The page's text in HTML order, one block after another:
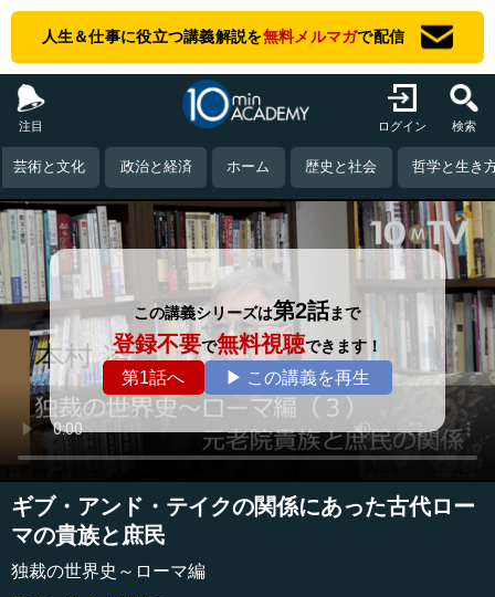
人生＆仕事に役立つ講義解説を無料メルマガで配信
注目 ログイン 検索
芸術と文化 政治と経済 ホーム 歴史と社会 哲学と生き
この講義シリーズは第2話まで
登録不要で無料視聴できます！
第1話へ ▶ この講義を再生
ギブ・アンド・テイクの関係にあった古代ロー
マの貴族と庶民
独裁の世界史～ローマ編